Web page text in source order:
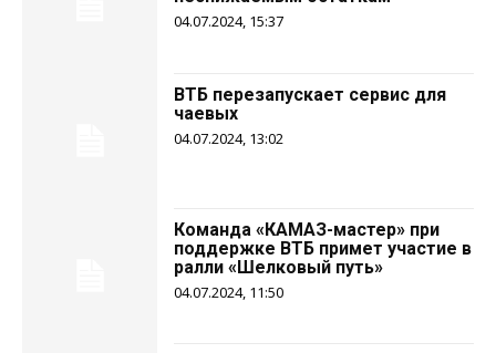
04.07.2024, 15:37
ВТБ перезапускает сервис для
чаевых
04.07.2024, 13:02
Команда «КАМАЗ-мастер» при
поддержке ВТБ примет участие в
ралли «Шелковый путь»
04.07.2024, 11:50